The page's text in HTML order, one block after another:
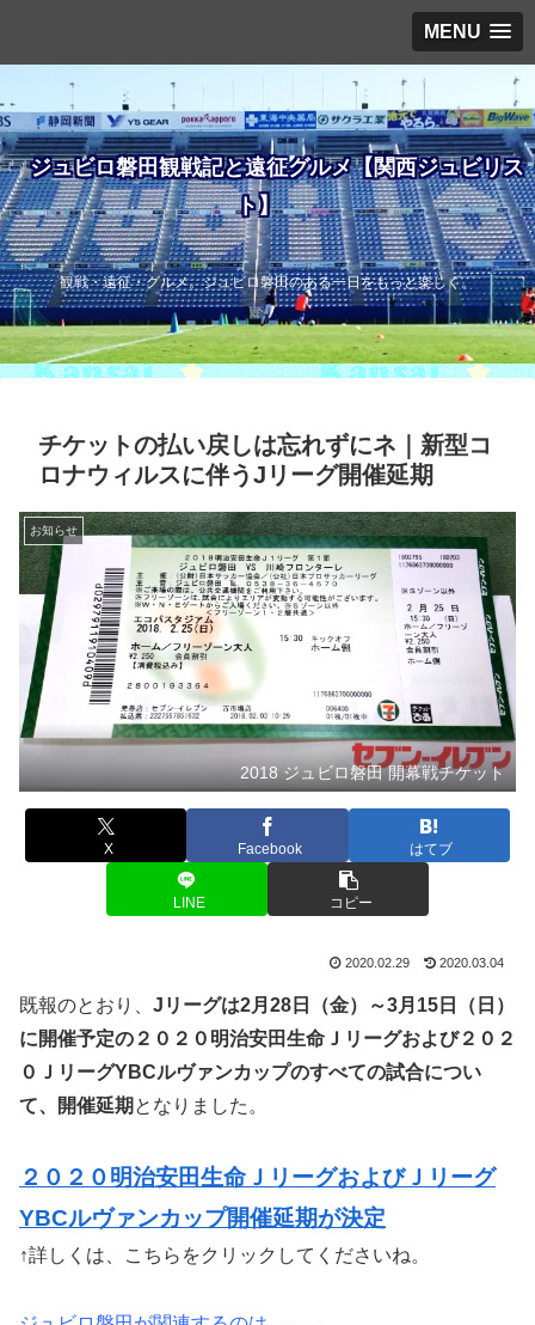
MENU
ジュビロ磐田観戦記と遠征グルメ【関西ジュビリス
ト】
観戦・遠征・グルメ。ジュビロ磐田のある一日をもっと楽しく。
チケットの払い戻しは忘れずにネ｜新型コ
ロナウィルスに伴うJリーグ開催延期
お知らせ
2018 ジュビロ磐田 開幕戦チケット
X Facebook はてブ
LINE コピー
2020.02.29 2020.03.04
既報のとおり、 Jリーグは2月28日（金）～3月15日（日）
に開催予定の２０２０明治安田生命Ｊリーグおよび２０２
０ＪリーグYBCルヴァンカップのすべての試合につい
て、開催延期 となりました。
２０２０明治安田生命ＪリーグおよびＪリーグ
YBCルヴァンカップ開催延期が決定
↑詳しくは、こちらをクリックしてくださいね。